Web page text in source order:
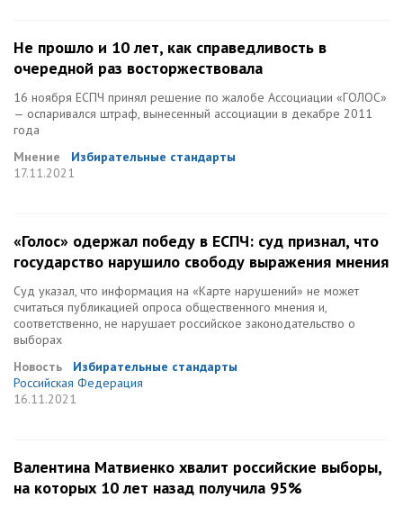
Не прошло и 10 лет, как справедливость в
очередной раз восторжествовала
16 ноября ЕСПЧ принял решение по жалобе Ассоциации «ГОЛОС»
— оспаривался штраф, вынесенный ассоциации в декабре 2011
года
Мнение
Избирательные стандарты
17.11.2021
«Голос» одержал победу в ЕСПЧ: суд признал, что
государство нарушило свободу выражения мнения
Суд указал, что информация на «Карте нарушений» не может
считаться публикацией опроса общественного мнения и,
соответственно, не нарушает российское законодательство о
выборах
Новость
Избирательные стандарты
Российская Федерация
16.11.2021
Валентина Матвиенко хвалит российские выборы,
на которых 10 лет назад получила 95%